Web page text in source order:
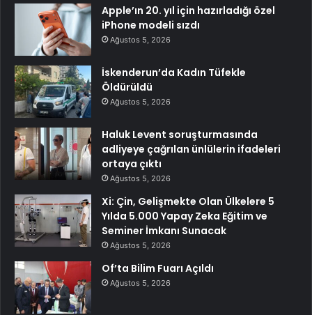
Apple’ın 20. yıl için hazırladığı özel
iPhone modeli sızdı
Ağustos 5, 2026
İskenderun’da Kadın Tüfekle
Öldürüldü
Ağustos 5, 2026
Haluk Levent soruşturmasında
adliyeye çağrılan ünlülerin ifadeleri
ortaya çıktı
Ağustos 5, 2026
Xi: Çin, Gelişmekte Olan Ülkelere 5
Yılda 5.000 Yapay Zeka Eğitim ve
Seminer İmkanı Sunacak
Ağustos 5, 2026
Of’ta Bilim Fuarı Açıldı
Ağustos 5, 2026